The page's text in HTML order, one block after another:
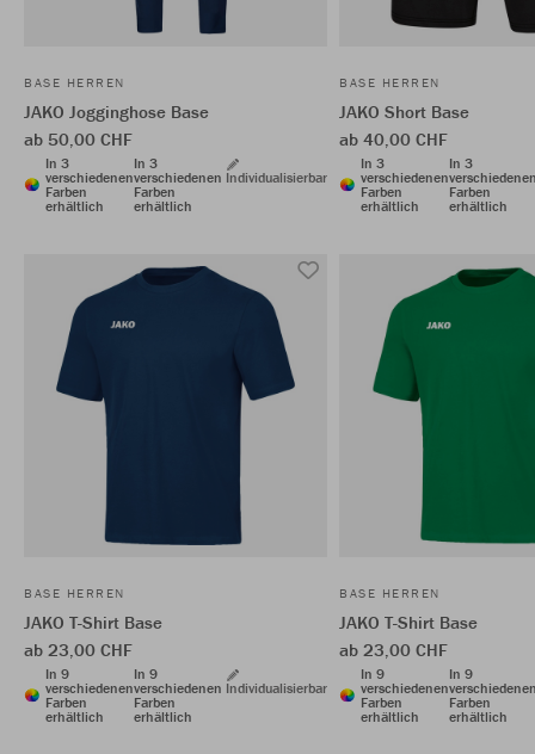
BASE HERREN
JAKO Jogginghose Base
ab 50,00 CHF
In 3
verschiedenen
Farben
erhältlich
In 3
verschiedenen
Farben
erhältlich
Individualisierbar
BASE HERREN
JAKO Short Base
ab 40,00 CHF
In 3
verschiedenen
Farben
erhältlich
In 3
Farben
erhältlich
BASE HERREN
JAKO T-Shirt Base
ab 23,00 CHF
In 9
verschiedenen
Farben
erhältlich
In 9
verschiedenen
Farben
erhältlich
Individualisierbar
BASE HERREN
JAKO T-Shirt Base
ab 23,00 CHF
In 9
verschiedenen
Farben
erhältlich
In 9
Farben
erhältlich